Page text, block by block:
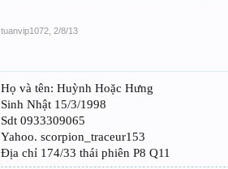
tuanvip1072 2/8/13
Họ và tên: Huỳnh Hoặc Hưng
Sinh Nhật 15/3/1998
Sdt 0933309065
Yahoo. scorpion_traceur153
Địa chỉ 174/33 thái phiên P8 Q11